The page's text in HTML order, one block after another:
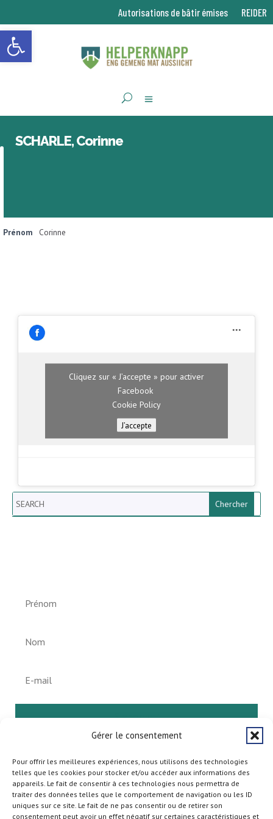
Ouvrir la barre d’outils
Gérer le consentement
Pour offrir les meilleures expériences, nous utilisons des technologies
telles que les cookies pour stocker et/ou accéder aux informations des
appareils. Le fait de consentir à ces technologies nous permettra de
traiter des données telles que le comportement de navigation ou les ID
uniques sur ce site. Le fait de ne pas consentir ou de retirer son
consentement peut avoir un effet négatif sur certaines caractéristiques et
Autorisations de bâtir émises REIDER
SCHARLE, Corinne
Prénom Corinne
Cliquez sur « J’accepte » pour activer
Facebook
Cookie Policy
J’accepte
Search
S'abonner